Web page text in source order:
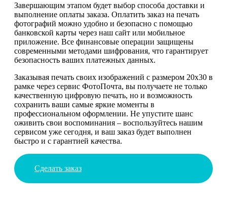
Завершающим этапом будет выбор способа доставки и
выполнение оплаты заказа. Оплатить заказ на печать
фотографий можно удобно и безопасно с помощью
банковской карты через наш сайт или мобильное
приложение. Все финансовые операции защищены
современными методами шифрования, что гарантирует
безопасность ваших платежных данных.
Заказывая печать своих изображений с размером 20х30 в
рамке через сервис ФотоПочта, вы получаете не только
качественную цифровую печать, но и возможность
сохранить ваши самые яркие моменты в
профессиональном оформлении. Не упустите шанс
оживить свои воспоминания – воспользуйтесь нашим
сервисом уже сегодня, и ваш заказ будет выполнен
быстро и с гарантией качества.
Сделать заказ